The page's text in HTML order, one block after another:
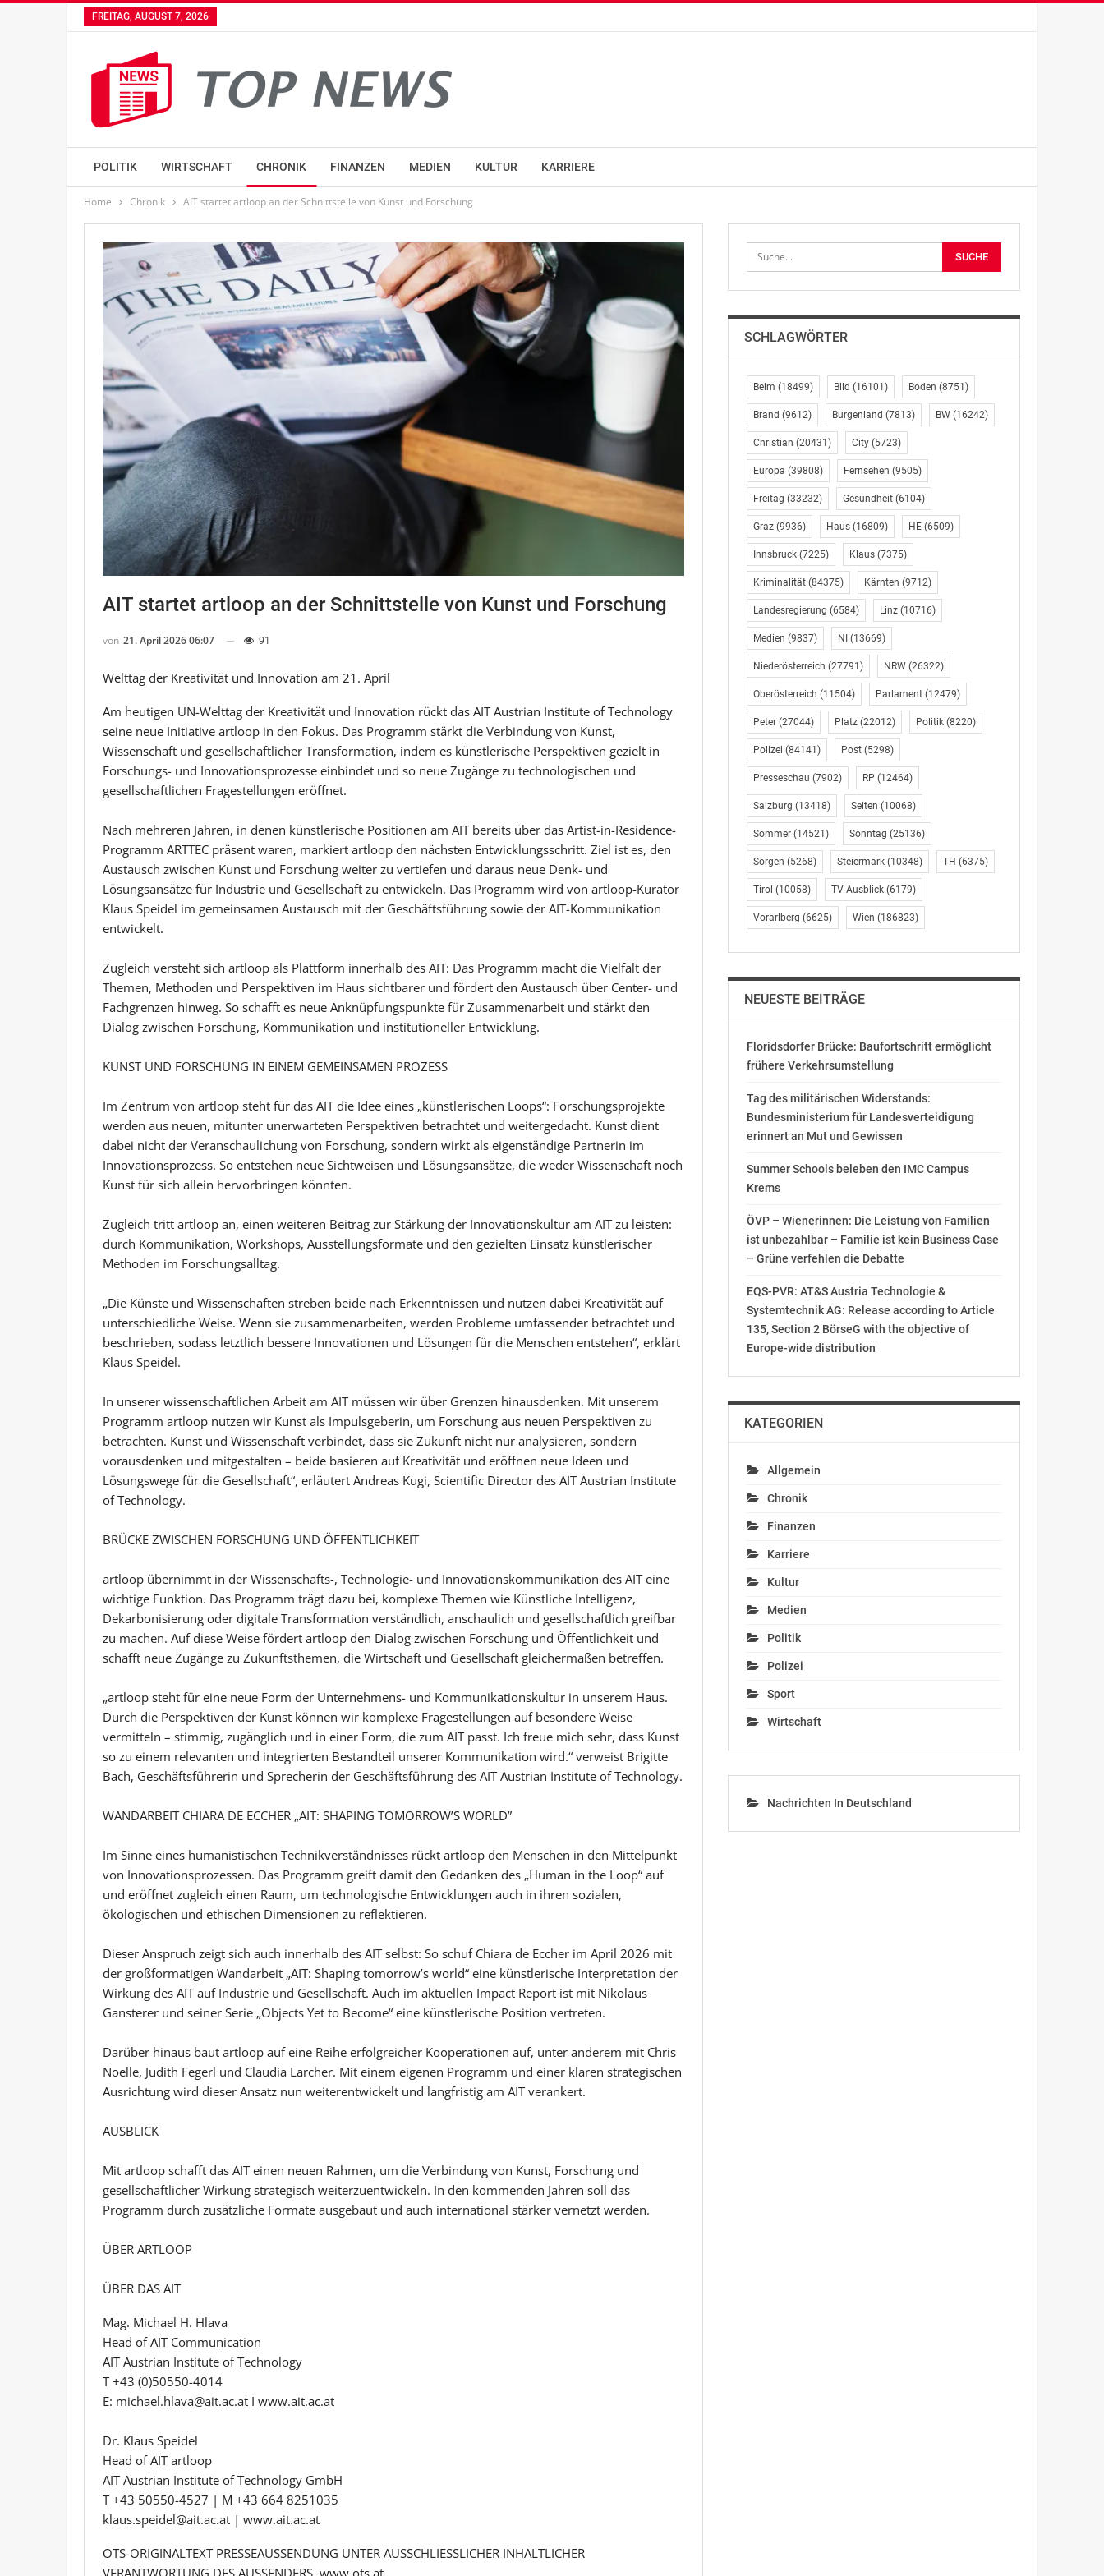
FREITAG, AUGUST 7, 2026
POLITIK WIRTSCHAFT CHRONIK FINANZEN MEDIEN KULTUR KARRIERE
Home Chronik AIT startet artloop an der Schnittstelle von Kunst und Forschung
AIT startet artloop an der Schnittstelle von Kunst und Forschung
von 21. April 2026 06:07 91
Welttag der Kreativität und Innovation am 21. April
Am heutigen UN-Welttag der Kreativität und Innovation rückt das AIT Austrian Institute of Technology
seine neue Initiative artloop in den Fokus. Das Programm stärkt die Verbindung von Kunst,
Wissenschaft und gesellschaftlicher Transformation, indem es künstlerische Perspektiven gezielt in
Forschungs- und Innovationsprozesse einbindet und so neue Zugänge zu technologischen und
gesellschaftlichen Fragestellungen eröffnet.
Nach mehreren Jahren, in denen künstlerische Positionen am AIT bereits über das Artist-in-Residence-
Programm ARTTEC präsent waren, markiert artloop den nächsten Entwicklungsschritt. Ziel ist es, den
Austausch zwischen Kunst und Forschung weiter zu vertiefen und daraus neue Denk- und
Lösungsansätze für Industrie und Gesellschaft zu entwickeln. Das Programm wird von artloop-Kurator
Klaus Speidel im gemeinsamen Austausch mit der Geschäftsführung sowie der AIT-Kommunikation
entwickelt.
Zugleich versteht sich artloop als Plattform innerhalb des AIT: Das Programm macht die Vielfalt der
Themen, Methoden und Perspektiven im Haus sichtbarer und fördert den Austausch über Center- und
Fachgrenzen hinweg. So schafft es neue Anknüpfungspunkte für Zusammenarbeit und stärkt den
Dialog zwischen Forschung, Kommunikation und institutioneller Entwicklung.
KUNST UND FORSCHUNG IN EINEM GEMEINSAMEN PROZESS
Im Zentrum von artloop steht für das AIT die Idee eines „künstlerischen Loops“: Forschungsprojekte
werden aus neuen, mitunter unerwarteten Perspektiven betrachtet und weitergedacht. Kunst dient
dabei nicht der Veranschaulichung von Forschung, sondern wirkt als eigenständige Partnerin im
Innovationsprozess. So entstehen neue Sichtweisen und Lösungsansätze, die weder Wissenschaft noch
Kunst für sich allein hervorbringen könnten.
Zugleich tritt artloop an, einen weiteren Beitrag zur Stärkung der Innovationskultur am AIT zu leisten:
durch Kommunikation, Workshops, Ausstellungsformate und den gezielten Einsatz künstlerischer
Methoden im Forschungsalltag.
„Die Künste und Wissenschaften streben beide nach Erkenntnissen und nutzen dabei Kreativität auf
unterschiedliche Weise. Wenn sie zusammenarbeiten, werden Probleme umfassender betrachtet und
beschrieben, sodass letztlich bessere Innovationen und Lösungen für die Menschen entstehen“, erklärt
Klaus Speidel.
In unserer wissenschaftlichen Arbeit am AIT müssen wir über Grenzen hinausdenken. Mit unserem
Programm artloop nutzen wir Kunst als Impulsgeberin, um Forschung aus neuen Perspektiven zu
betrachten. Kunst und Wissenschaft verbindet, dass sie Zukunft nicht nur analysieren, sondern
vorausdenken und mitgestalten – beide basieren auf Kreativität und eröffnen neue Ideen und
Lösungswege für die Gesellschaft“, erläutert Andreas Kugi, Scientific Director des AIT Austrian Institute
of Technology.
BRÜCKE ZWISCHEN FORSCHUNG UND ÖFFENTLICHKEIT
artloop übernimmt in der Wissenschafts-, Technologie- und Innovationskommunikation des AIT eine
wichtige Funktion. Das Programm trägt dazu bei, komplexe Themen wie Künstliche Intelligenz,
Dekarbonisierung oder digitale Transformation verständlich, anschaulich und gesellschaftlich greifbar
zu machen. Auf diese Weise fördert artloop den Dialog zwischen Forschung und Öffentlichkeit und
schafft neue Zugänge zu Zukunftsthemen, die Wirtschaft und Gesellschaft gleichermaßen betreffen.
„artloop steht für eine neue Form der Unternehmens- und Kommunikationskultur in unserem Haus.
Durch die Perspektiven der Kunst können wir komplexe Fragestellungen auf besondere Weise
vermitteln – stimmig, zugänglich und in einer Form, die zum AIT passt. Ich freue mich sehr, dass Kunst
so zu einem relevanten und integrierten Bestandteil unserer Kommunikation wird.“ verweist Brigitte
Bach, Geschäftsführerin und Sprecherin der Geschäftsführung des AIT Austrian Institute of Technology.
WANDARBEIT CHIARA DE ECCHER „AIT: SHAPING TOMORROW’S WORLD”
Im Sinne eines humanistischen Technikverständnisses rückt artloop den Menschen in den Mittelpunkt
von Innovationsprozessen. Das Programm greift damit den Gedanken des „Human in the Loop“ auf
und eröffnet zugleich einen Raum, um technologische Entwicklungen auch in ihren sozialen,
ökologischen und ethischen Dimensionen zu reflektieren.
Dieser Anspruch zeigt sich auch innerhalb des AIT selbst: So schuf Chiara de Eccher im April 2026 mit
der großformatigen Wandarbeit „AIT: Shaping tomorrow’s world“ eine künstlerische Interpretation der
Wirkung des AIT auf Industrie und Gesellschaft. Auch im aktuellen Impact Report ist mit Nikolaus
Gansterer und seiner Serie „Objects Yet to Become“ eine künstlerische Position vertreten.
Darüber hinaus baut artloop auf eine Reihe erfolgreicher Kooperationen auf, unter anderem mit Chris
Noelle, Judith Fegerl und Claudia Larcher. Mit einem eigenen Programm und einer klaren strategischen
Ausrichtung wird dieser Ansatz nun weiterentwickelt und langfristig am AIT verankert.
AUSBLICK
Mit artloop schafft das AIT einen neuen Rahmen, um die Verbindung von Kunst, Forschung und
gesellschaftlicher Wirkung strategisch weiterzuentwickeln. In den kommenden Jahren soll das
Programm durch zusätzliche Formate ausgebaut und auch international stärker vernetzt werden.
ÜBER ARTLOOP
ÜBER DAS AIT
Mag. Michael H. Hlava
Head of AIT Communication
AIT Austrian Institute of Technology
T +43 (0)50550-4014
E: michael.hlava@ait.ac.at I www.ait.ac.at
Dr. Klaus Speidel
Head of AIT artloop
AIT Austrian Institute of Technology GmbH
T +43 50550-4527 | M +43 664 8251035
klaus.speidel@ait.ac.at | www.ait.ac.at
OTS-ORIGINALTEXT PRESSEAUSSENDUNG UNTER AUSSCHLIESSLICHER INHALTLICHER
VERANTWORTUNG DES AUSSENDERS. www.ots.at
SCHLAGWÖRTER
Beim (18499) Bild (16101) Boden (8751)
Brand (9612) Burgenland (7813) BW(16242)
Christian (20431) City(5723)
Europa (39808) Fernsehen (9505)
Freitag (33232) Gesundheit(6104)
Graz(9936) Haus(16809) HE(6509)
Innsbruck(7225) Klaus(7375)
Kriminalität(84375) Kärnten (9712)
Landesregierung (6584) Linz(10716)
Medien (9837) NI (13669)
Niederösterreich (27791) NRW(26322)
Oberösterreich (11504) Parlament(12479)
Peter(27044) Platz(22012) Politik(8220)
Polizei (84141) Post(5298)
Presseschau (7902) RP (12464)
Salzburg (13418) Seiten (10068)
Sommer(14521) Sonntag (25136)
Sorgen (5268) Steiermark(10348) TH (6375)
Tirol (10058) TV-Ausblick(6179)
Vorarlberg (6625) Wien (186823)
NEUESTE BEITRÄGE
Floridsdorfer Brücke: Baufortschritt ermöglicht
frühere Verkehrsumstellung
Tag des militärischen Widerstands:
Bundesministerium für Landesverteidigung
erinnert an Mut und Gewissen
Summer Schools beleben den IMC Campus
Krems
ÖVP – Wienerinnen: Die Leistung von Familien
ist unbezahlbar – Familie ist kein Business Case
– Grüne verfehlen die Debatte
EQS-PVR: AT&S Austria Technologie &
Systemtechnik AG: Release according to Article
135, Section 2 BörseG with the objective of
Europe-wide distribution
KATEGORIEN
Allgemein
Chronik
Finanzen
Karriere
Kultur
Medien
Politik
Polizei
Sport
Wirtschaft
Nachrichten In Deutschland